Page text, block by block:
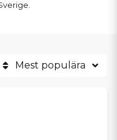
Mest populära